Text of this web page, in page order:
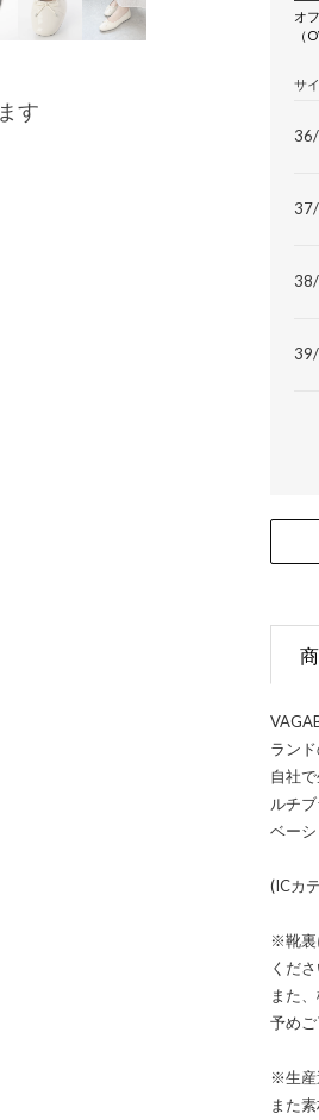
す
オ
（
サ
ランド
自社
ルチ
ベー
(ICカ
※靴裏
くださ
また
予めご
※生産
また